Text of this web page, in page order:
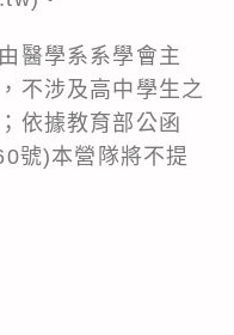
醫學系系學會主
不涉及高中學生之
依據教育部公函
號)本營隊將不提